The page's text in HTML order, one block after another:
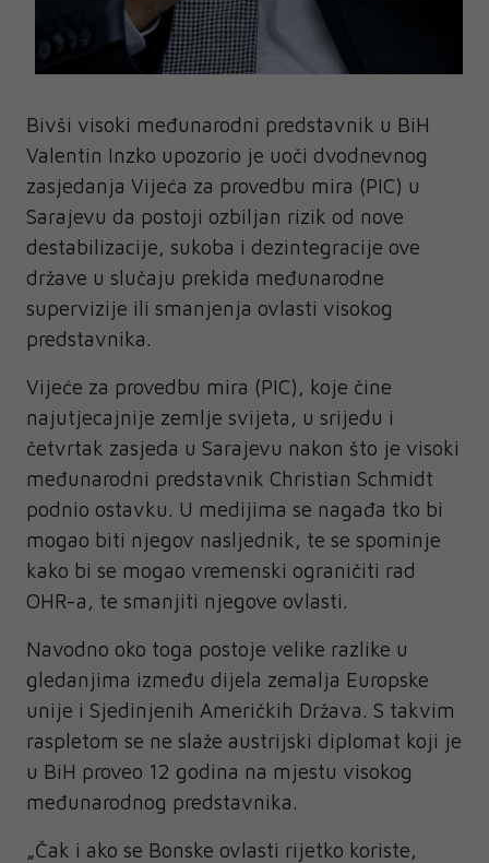
Bivši visoki međunarodni predstavnik u BiH
Valentin Inzko upozorio je uoči dvodnevnog
zasjedanja Vijeća za provedbu mira (PIC) u
Sarajevu da postoji ozbiljan rizik od nove
destabilizacije, sukoba i dezintegracije ove
države u slučaju prekida međunarodne
supervizije ili smanjenja ovlasti visokog
predstavnika.
Vijeće za provedbu mira (PIC), koje čine
najutjecajnije zemlje svijeta, u srijedu i
četvrtak zasjeda u Sarajevu nakon što je visoki
međunarodni predstavnik Christian Schmidt
podnio ostavku. U medijima se nagađa tko bi
mogao biti njegov nasljednik, te se spominje
kako bi se mogao vremenski ograničiti rad
OHR-a, te smanjiti njegove ovlasti.
Navodno oko toga postoje velike razlike u
gledanjima između dijela zemalja Europske
unije i Sjedinjenih Američkih Država. S takvim
raspletom se ne slaže austrijski diplomat koji je
u BiH proveo 12 godina na mjestu visokog
međunarodnog predstavnika.
„Čak i ako se Bonske ovlasti rijetko koriste,